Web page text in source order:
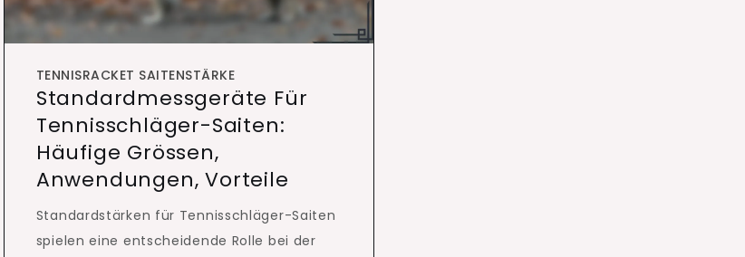
TENNISRACKET SAITENSTÄRKE
Standardmessgeräte Für
Tennisschläger-Saiten:
Häufige Grössen,
Anwendungen, Vorteile
Standardstärken für Tennisschläger-Saiten
spielen eine entscheidende Rolle bei der